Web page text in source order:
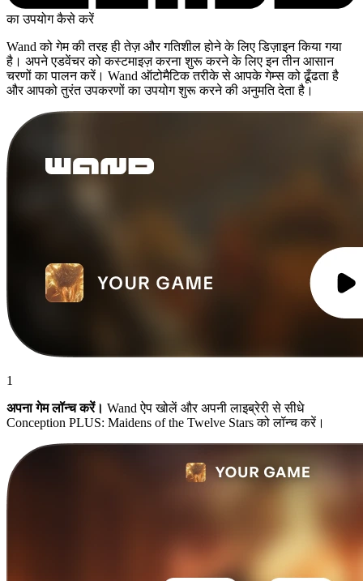
का उपयोग कैसे करें
Wand को गेम की तरह ही तेज़ और गतिशील होने के लिए डिज़ाइन किया गया
है। अपने एडवेंचर को कस्टमाइज़ करना शुरू करने के लिए इन तीन आसान
चरणों का पालन करें। Wand ऑटोमैटिक तरीके से आपके गेम्स को ढूँढता है
और आपको तुरंत उपकरणों का उपयोग शुरू करने की अनुमति देता है।
1
अपना गेम लॉन्च करें। Wand ऐप खोलें और अपनी लाइब्रेरी से सीधे
Conception PLUS: Maidens of the Twelve Stars को लॉन्च करें।